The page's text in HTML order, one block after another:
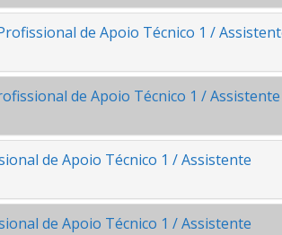
de Apoio Técnico 1 /
de Apoio Técnico 1 / Assistente
de Apoio Técnico 1 / Assistente
de Apoio Técnico 1 / Assistente